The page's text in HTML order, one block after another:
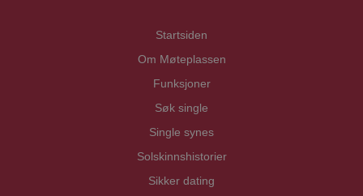
Startsiden
Om Møteplassen
Funksjoner
Søk single
Single synes
Solskinnshistorier
Sikker dating